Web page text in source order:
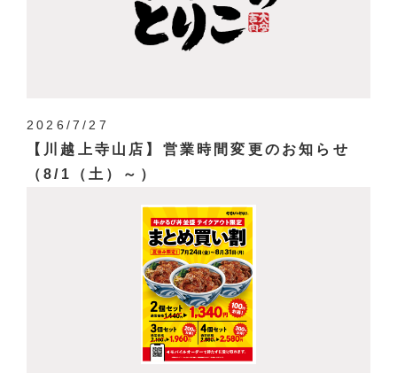
2026/7/27
【川越上寺山店】営業時間変更のお知らせ
（8/1（土）～）